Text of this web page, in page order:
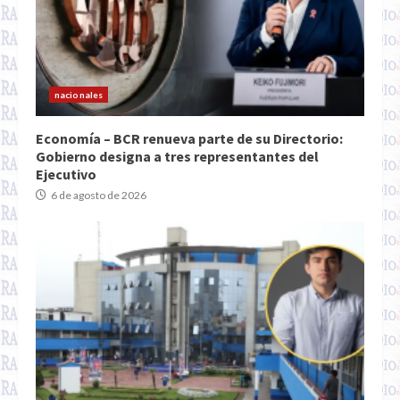
nacionales
Economía – BCR renueva parte de su Directorio:
Gobierno designa a tres representantes del
Ejecutivo
6 de agosto de 2026